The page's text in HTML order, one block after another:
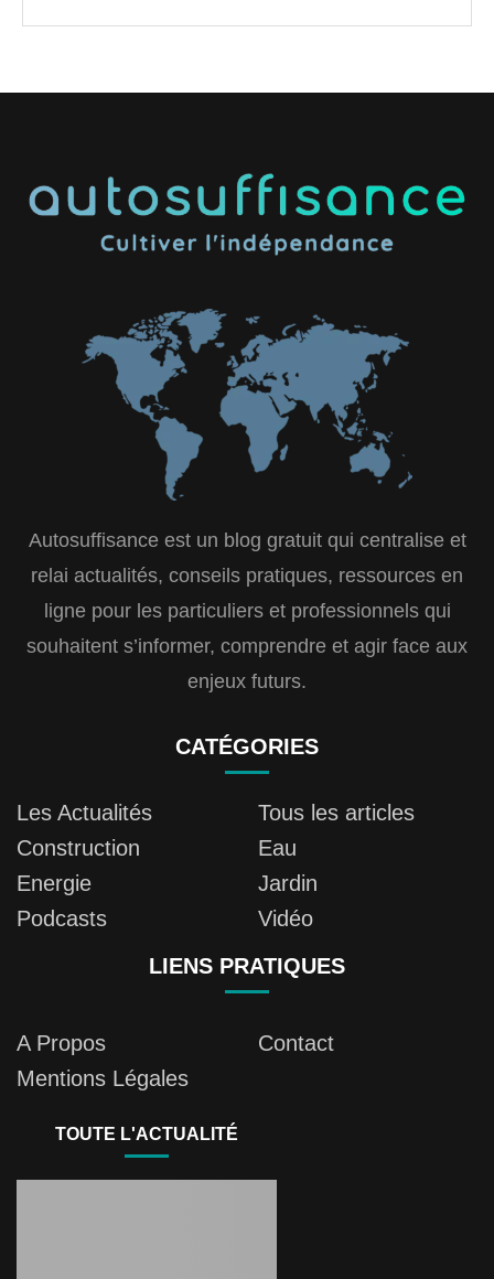
Autosuffisance est un blog gratuit qui centralise et
relai actualités, conseils pratiques, ressources en
ligne pour les particuliers et professionnels qui
souhaitent s’informer, comprendre et agir face aux
enjeux futurs.
CATÉGORIES
Les Actualités
Tous les articles
Construction
Eau
Energie
Jardin
Podcasts
Vidéo
LIENS PRATIQUES
A Propos
Contact
Mentions Légales
TOUTE L'ACTUALITÉ